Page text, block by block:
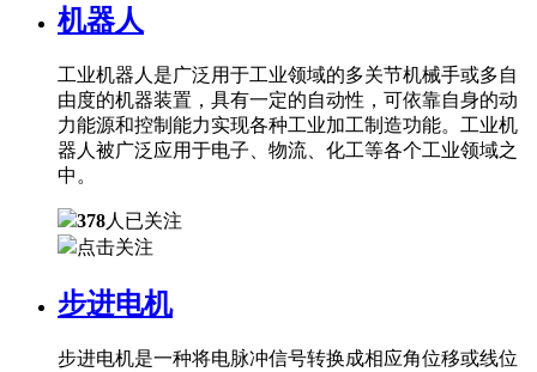
机器人
工业机器人是广泛用于工业领域的多关节机械手或多自
由度的机器装置，具有一定的自动性，可依靠自身的动
力能源和控制能力实现各种工业加工制造功能。工业机
器人被广泛应用于电子、物流、化工等各个工业领域之
中。
378人已关注
点击关注
步进电机
步进电机是一种将电脉冲信号转换成相应角位移或线位